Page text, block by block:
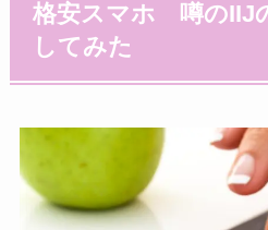
格安スマホ 噂のIIJ
してみた